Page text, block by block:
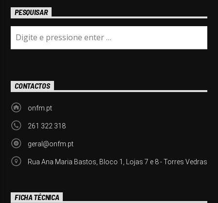
PESQUISAR
CONTACTOS
onfm.pt
261 322 318
geral@onfm.pt
Rua Ana Maria Bastos, Bloco 1, Lojas 7 e 8 - Torres Vedras
FICHA TÉCNICA